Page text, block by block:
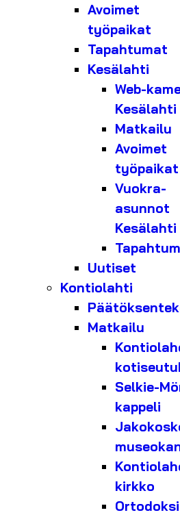
Avoimet
työpaikat
Tapahtumat
Kesälahti
Web-
Kesälahti
Matkailu
Avoimet
työpaikat
Vuokra-
asunnot
Kesälahti
Uutiset
Kontiolahti
Matkailu
Selkie-
kappeli
kirkko